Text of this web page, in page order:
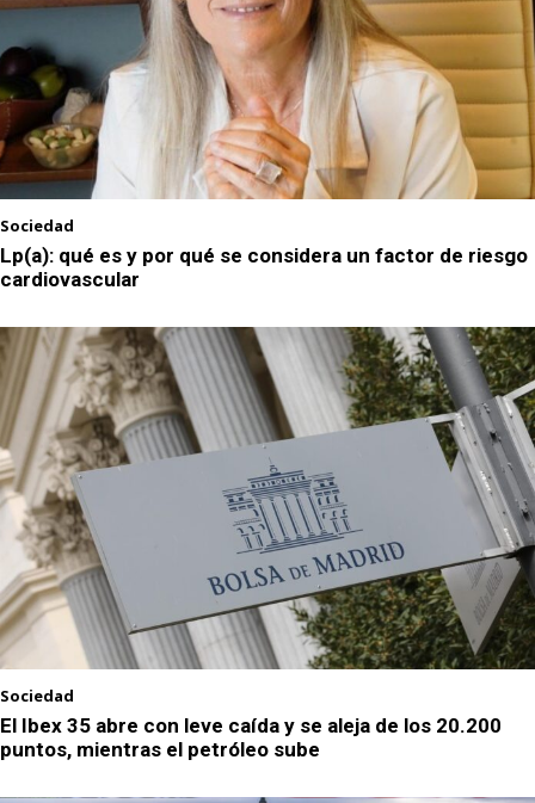
Sociedad
Lp(a): qué es y por qué se considera un factor de riesgo
cardiovascular
Sociedad
El Ibex 35 abre con leve caída y se aleja de los 20.200
puntos, mientras el petróleo sube